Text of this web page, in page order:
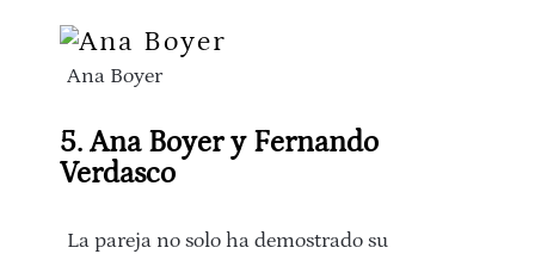
Ana Boyer
5. Ana Boyer y Fernando
Verdasco
La pareja no solo ha demostrado su